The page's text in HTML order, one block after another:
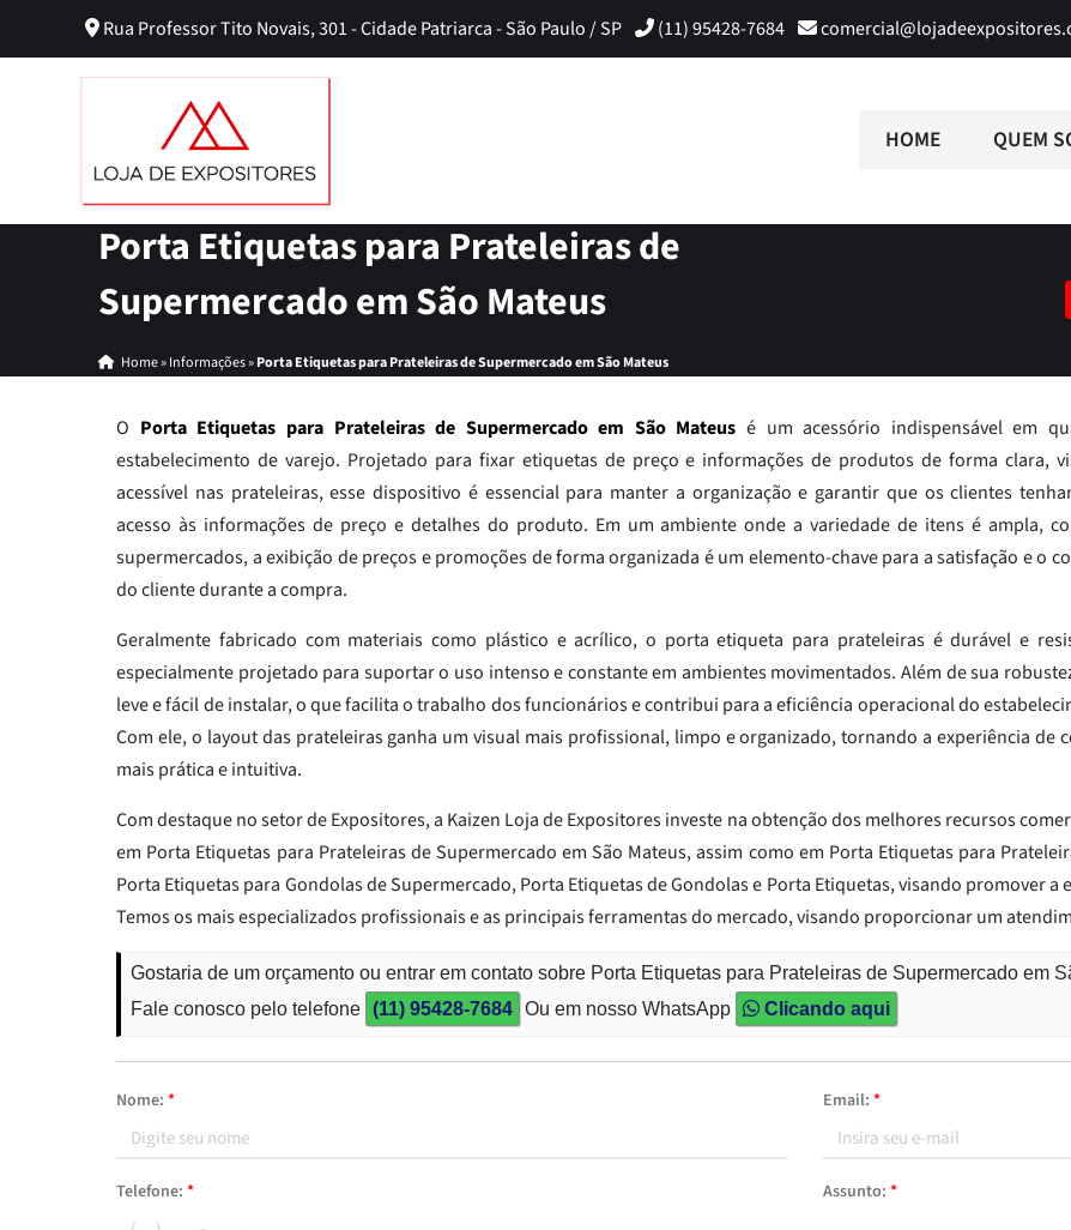
Rua Professor Tito Novais, 301 - Cidade Patriarca - São Paulo / SP (11) 95428-7684
HOME QUEM
Porta Etiquetas para Prateleiras de
Supermercado em São Mateus
Home»Informações»Porta Etiquetas para Prateleiras de Supermercado em São Mateus
O Porta Etiquetas para Prateleiras de Supermercado em São Mateus é um acessório indispensável em
estabelecimento de varejo. Projetado para fixar etiquetas de preço e informações de produtos de forma clara,
acessível nas prateleiras, esse dispositivo é essencial para manter a organização e garantir que os clientes
acesso às informações de preço e detalhes do produto. Em um ambiente onde a variedade de itens é ampla,
supermercados, a exibição de preços e promoções de forma organizada é um elemento-chave para a satisfação e o
do cliente durante a compra.
Geralmente fabricado com materiais como plástico e acrílico, o porta etiqueta para prateleiras é durável e
especialmente projetado para suportar o uso intenso e constante em ambientes movimentados. Além de sua
leve e fácil de instalar, o que facilita o trabalho dos funcionários e contribui para a eficiência operacional do
Com ele, o layout das prateleiras ganha um visual mais profissional, limpo e organizado, tornando a experiência de
mais prática e intuitiva.
Com destaque no setor de Expositores, a Kaizen Loja de Expositores investe na obtenção dos melhores recursos
em Porta Etiquetas para Prateleiras de Supermercado em São Mateus, assim como em Porta Etiquetas para
Porta Etiquetas para Gondolas de Supermercado, Porta Etiquetas de Gondolas e Porta Etiquetas, visando promover a
Temos os mais especializados profissionais e as principais ferramentas do mercado, visando proporcionar um
Gostaria de um orçamento ou entrar em contato sobre Porta Etiquetas para Prateleiras de Supermercado em
Fale conosco pelo telefone
(11) 95428-7684 Ou em nosso WhatsApp Clicando aqui
Nome:* Email: *
Telefone:* Assunto: *